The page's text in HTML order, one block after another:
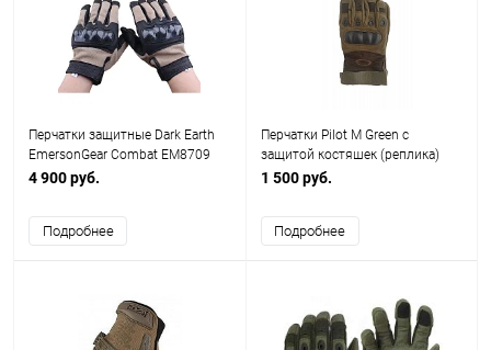
Перчатки защитные Dark Earth
EmersonGear Combat EM8709
4 900 руб.
Подробнее
Перчатки Pilot M Green с
защитой костяшек (реплика)
1 500 руб.
Подробнее